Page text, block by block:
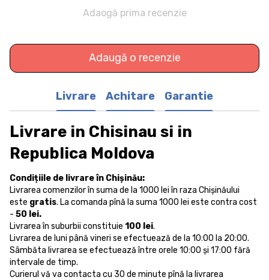
Adaogă prima recenzie
Adaugă o recenzie
Livrare Achitare Garantie
Livrare in Chisinau si in
Republica Moldova
Condițiile de livrare în Chișinău:
Livrarea comenzilor în suma de la 1000 lei în raza Chișinăului
este gratis. La comanda pînă la suma 1000 lei este contra cost
- 50 lei.
Livrarea în suburbii constituie 100 lei.
Livrarea de luni până vineri se efectuează de la 10:00 la 20:00.
Sâmbăta livrarea se efectuează între orele 10:00 și 17:00 fără
intervale de timp.
Curierul vă va contacta cu 30 de minute pînă la livrarea